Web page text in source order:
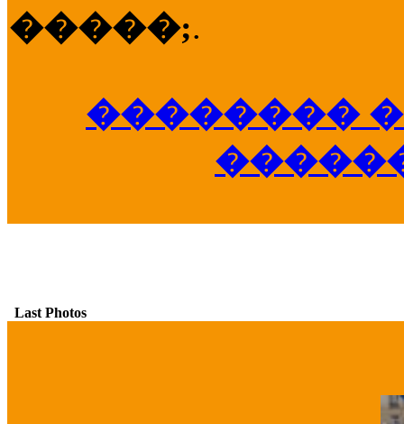
�����;.
��������
Last Photos